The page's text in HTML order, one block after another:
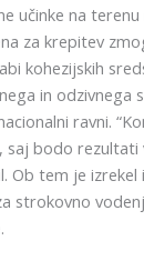
učinke na
za krepitev
kohezijskih
in odzivnega
ravni.
saj bodo rezultati
Ob tem je izrekel
strokovno